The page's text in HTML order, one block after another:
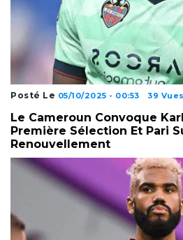
Posté Le 05/10/2025 - 00:53 39 Vues
Le Cameroun Convoque
Première Sélection Et Pari
Renouvellement